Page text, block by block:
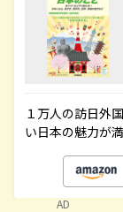
１万人の訪日外
い日本の魅力が
AD